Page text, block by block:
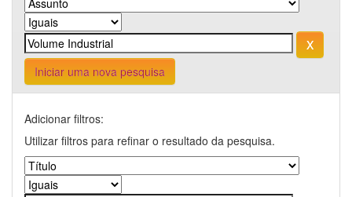
Iniciar uma nova pesquisa
Adicionar filtros:
Utilizar filtros para refinar o resultado da pesquisa.